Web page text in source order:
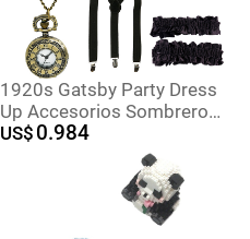
1920s Gatsby Party Dress
Up Accesorios Sombrero
Gángster Bandit Dress Up
Sombrero de copa Años 20
US$ 0.984